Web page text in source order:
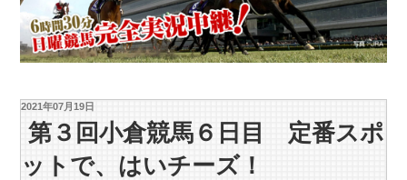
2021年07月19日
第３回小倉競馬６日目 定番スポ
ットで、はいチーズ！